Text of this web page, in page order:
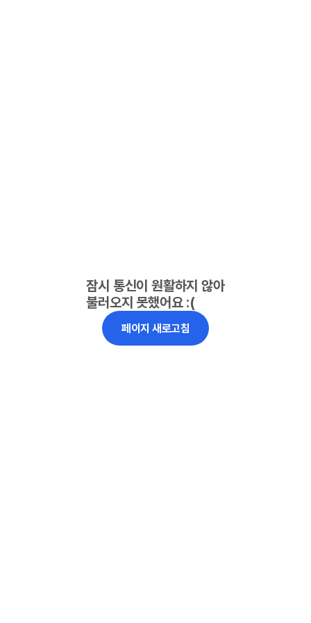
잠시 통신이 원활하지 않아
불러오지 못했어요 :(
페이지 새로고침